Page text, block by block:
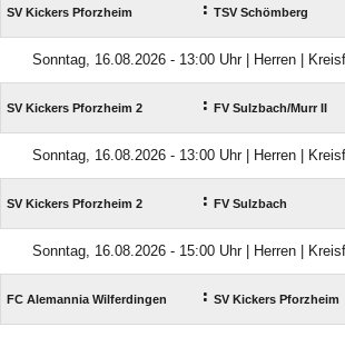
SV Kickers Pforzheim : TSV Schömberg
Sonntag, 16.08.2026 - 13:00 Uhr | Herren |
SV Kickers Pforzheim 2 : FV Sulzbach/​Murr II
Sonntag, 16.08.2026 - 13:00 Uhr | Herren |
SV Kickers Pforzheim 2 : FV Sulzbach
Sonntag, 16.08.2026 - 15:00 Uhr | Herren |
FC Alemannia Wilferdingen : SV Kickers Pforzheim